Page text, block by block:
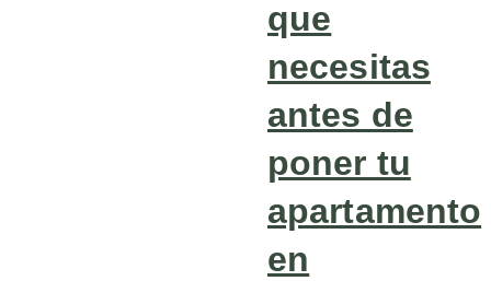
que
necesitas
antes de
poner tu
apartamento
en